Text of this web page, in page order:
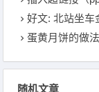
好文: 北站坐车
蛋黄月饼的做
随机文章